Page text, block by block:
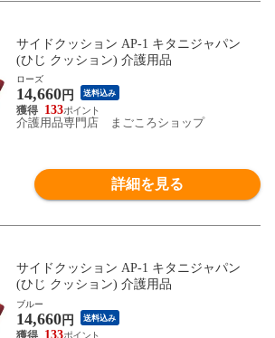
サイドクッション AP-1 キタニジャパン
(ひじ クッション) 介護用品
ローズ
14,660円 送料込み
133
介護用品専門店 まごころショップ
詳細を見る
サイドクッション AP-1 キタニジャパン
(ひじ クッション) 介護用品
ブルー
14,660円 送料込み
133